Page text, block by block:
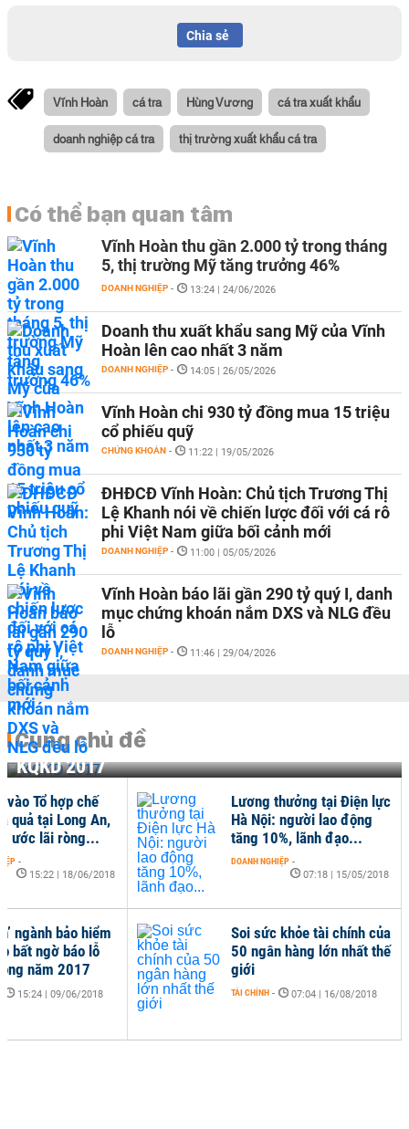
Chia sẻ
Vĩnh Hoàn cá tra Hùng Vương cá tra xuất khẩu
doanh nghiệp cá tra thị trường xuất khẩu cá tra
Có thể bạn quan tâm
Vĩnh Hoàn thu gần 2.000 tỷ trong tháng
5, thị trường Mỹ tăng trưởng 46%
DOANH NGHIỆP - 13:24 | 24/06/2026
Doanh thu xuất khẩu sang Mỹ của Vĩnh
Hoàn lên cao nhất 3 năm
DOANH NGHIỆP - 14:05 | 26/05/2026
Vĩnh Hoàn chi 930 tỷ đồng mua 15 triệu
cổ phiếu quỹ
CHỨNG KHOÁN - 11:22 | 19/05/2026
ĐHĐCĐ Vĩnh Hoàn: Chủ tịch Trương Thị
Lệ Khanh nói về chiến lược đối với cá rô
phi Việt Nam giữa bối cảnh mới
DOANH NGHIỆP - 11:00 | 05/05/2026
Vĩnh Hoàn báo lãi gần 290 tỷ quý I, danh
mục chứng khoán nắm DXS và NLG đều
lỗ
DOANH NGHIỆP - 11:46 | 29/04/2026
Cùng chủ đề
KQKD 2017
Soi sức khỏe tài chính của
50 ngân hàng lớn nhất thế
giới
TÀI CHÍNH - 07:04 | 16/08/2018
vào Tổ hợp chế
quả tại Long An,
ước lãi ròng...
-
15:22 | 18/06/2018
ngành bảo hiểm
bất ngờ báo lỗ
năm 2017
15:24 | 09/06/2018
Lương thưởng tại Điện lực
Hà Nội: người lao động
tăng 10%, lãnh đạo...
DOANH NGHIỆP -
07:18 | 15/05/2018